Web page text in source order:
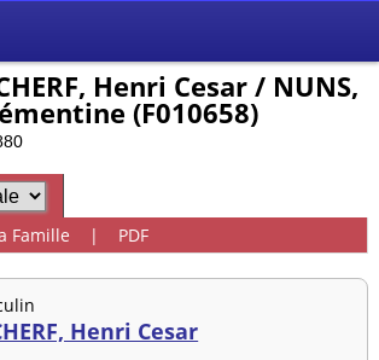
Henri Cesar / NUNS,
(F010658)
Famille | PDF
Henri Cesar